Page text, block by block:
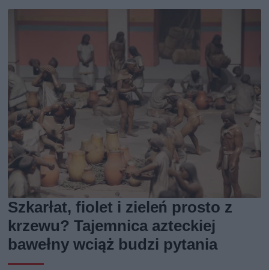
Szkarłat, fiolet i zieleń prosto z
krzewu? Tajemnica azteckiej
bawełny wciąż budzi pytania